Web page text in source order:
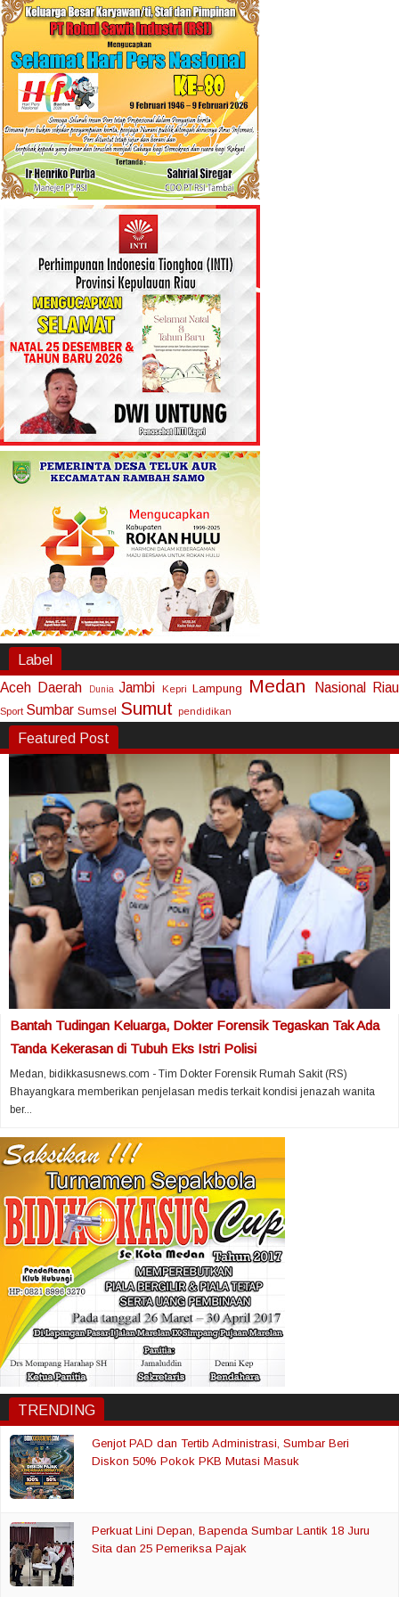
Label
Aceh Daerah Dunia Jambi Kepri Lampung Medan Nasional Riau
Sport Sumbar Sumsel Sumut pendidikan
Featured Post
Bantah Tudingan Keluarga, Dokter Forensik Tegaskan Tak Ada
Tanda Kekerasan di Tubuh Eks Istri Polisi
Medan, bidikkasusnews.com - Tim Dokter Forensik Rumah Sakit (RS)
Bhayangkara memberikan penjelasan medis terkait kondisi jenazah wanita
ber...
TRENDING
Genjot PAD dan Tertib Administrasi, Sumbar Beri
Diskon 50% Pokok PKB Mutasi Masuk
Perkuat Lini Depan, Bapenda Sumbar Lantik 18 Juru
Sita dan 25 Pemeriksa Pajak